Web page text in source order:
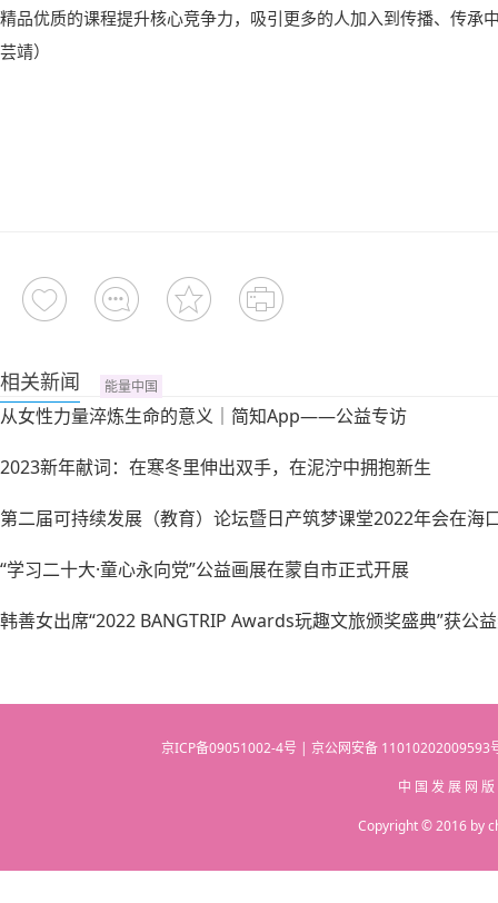
精品优质的课程提升核心竞争力，吸引更多的人加入到传播、传承
芸靖）
相关新闻 能量中国
从女性力量淬炼生命的意义｜简知App——公益专访
2023新年献词：在寒冬里伸出双手，在泥泞中拥抱新生
第二届可持续发展（教育）论坛暨日产筑梦课堂2022年会在海
“学习二十大·童心永向党”公益画展在蒙自市正式开展
韩善女出席“2022 BANGTRIP Awards玩趣文旅颁奖盛典”获公
京ICP备09051002-4号 | 京公网安备
中 国 发 展 网
Copyright © 2016 by